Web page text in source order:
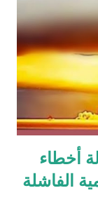
أخطاء
الفاشلة